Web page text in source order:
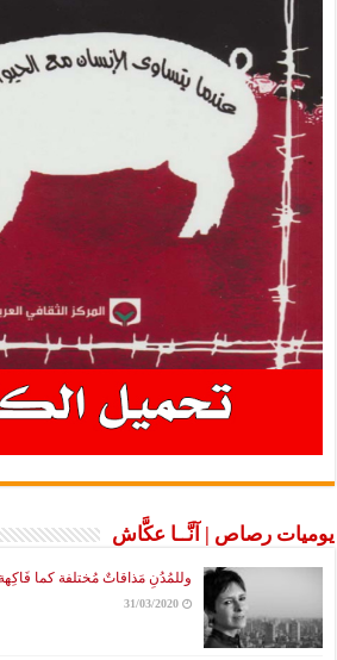
يوميات رصاص | آنَّــا عكَّاش
وللمُدُنِ مَذاقاتٌ مُختلفة كما فَاكِهة
31/03/2020